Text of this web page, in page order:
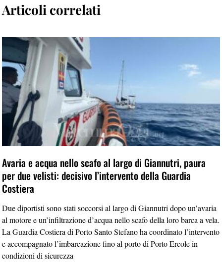
Articoli correlati
Avaria e acqua nello scafo al largo di Giannutri, paura
per due velisti: decisivo l’intervento della Guardia
Costiera
Due diportisti sono stati soccorsi al largo di Giannutri dopo un’avaria
al motore e un’infiltrazione d’acqua nello scafo della loro barca a vela.
La Guardia Costiera di Porto Santo Stefano ha coordinato l’intervento
e accompagnato l’imbarcazione fino al porto di Porto Ercole in
condizioni di sicurezza